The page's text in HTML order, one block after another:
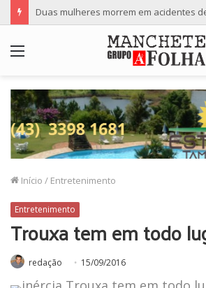
Início / Entretenimento
Entretenimento
Trouxa tem em todo
redação 15/09/2016